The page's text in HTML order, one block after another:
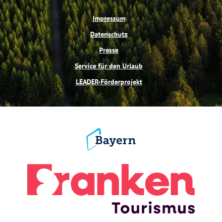
Impressum
Datenschutz
Presse
Service für den Urlaub
LEADER-Förderprojekt